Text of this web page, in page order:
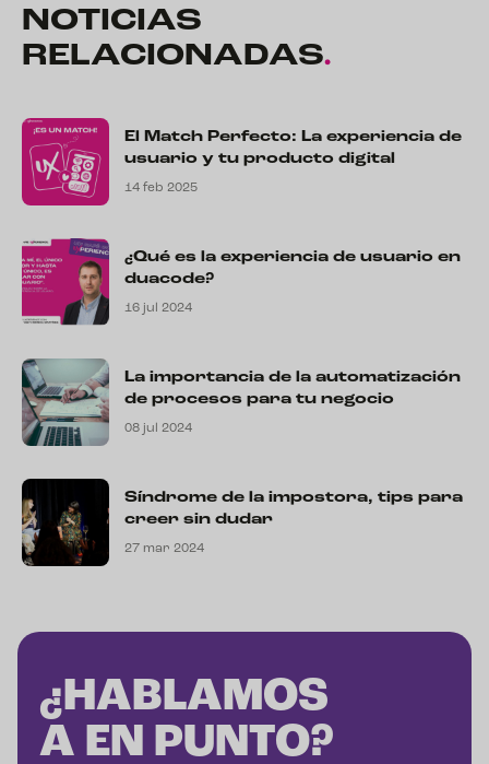
NOTICIAS
RELACIONADAS.
El Match Perfecto: La experiencia de
usuario y tu producto digital
14 feb 2025
¿Qué es la experiencia de usuario en
duacode?
16 jul 2024
La importancia de la automatización
de procesos para tu negocio
08 jul 2024
Síndrome de la impostora, tips para
creer sin dudar
27 mar 2024
¿HABLAMOS
A EN PUNTO?